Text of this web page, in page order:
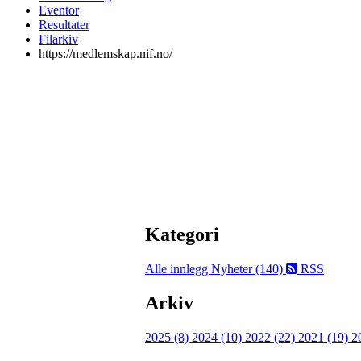
Eventor
Resultater
Filarkiv
https://medlemskap.nif.no/
Kategori
Alle innlegg Nyheter (140) RSS
Arkiv
2025 (8) 2024 (10) 2022 (22) 2021 (19)